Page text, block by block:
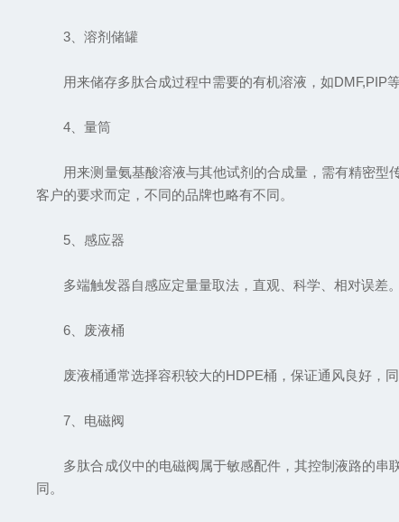
3、溶剂储罐
用来储存多肽合成过程中需要的有机溶液，如DMF,PIP等
4、量筒
用来测量氨基酸溶液与其他试剂的合成量，需有精密型
客户的要求而定，不同的品牌也略有不同。
5、感应器
多端触发器自感应定量量取法，直观、科学、相对误差。
6、废液桶
废液桶通常选择容积较大的HDPE桶，保证通风良好，同
7、电磁阀
多肽合成仪中的电磁阀属于敏感配件，其控制液路的串
同。